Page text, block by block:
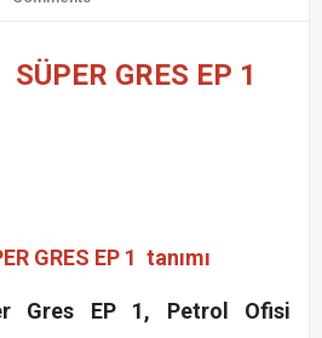
GRES EP 1
GRES EP 1 tanımı
Gres EP 1, Petrol Ofisi